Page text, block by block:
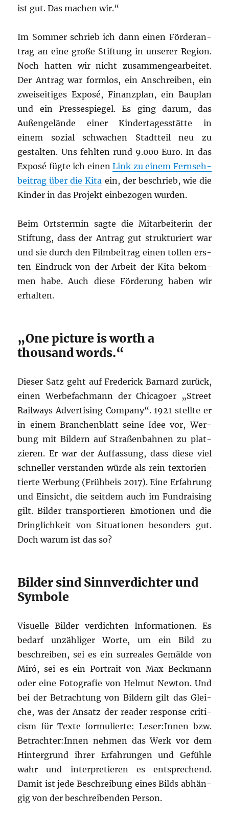
ist gut. Das machen wir.“
Im Som­mer schrieb ich dann einen För­der­an­
trag an eine gro­ße Stif­tung in unse­rer Regi­on.
Noch hat­ten wir nicht zusam­men­ge­ar­bei­tet.
Der Antrag war form­los, ein Anschrei­ben, ein
zwei­sei­ti­ges Expo­sé, Finanz­plan, ein Bau­plan
und ein Pres­se­spie­gel. Es ging dar­um, das
Außen­ge­län­de einer Kin­der­ta­ges­stät­te in
einem sozi­al schwa­chen Stadt­teil neu zu
gestal­ten. Uns fehl­ten rund 9.000 Euro. In das
Expo­sé füg­te ich einenLink zu einem Fern­seh­
bei­trag über die Kita ein, der beschrieb, wie die
Kin­der in das Pro­jekt ein­be­zo­gen wurden.
Beim Orts­ter­min sag­te die Mit­ar­bei­te­rin der
Stif­tung, dass der Antrag gut struk­tu­riert war
und sie durch den Film­bei­trag einen tol­len ers­
ten Ein­druck von der Arbeit der Kita bekom­
men habe. Auch die­se För­de­rung haben wir
erhalten.
„One picture is worth a
thousand words.“
Die­ser Satz geht auf Fre­de­rick Bar­nard zurück,
einen Wer­be­fach­mann der Chi­ca­go­er „Street
Rail­ways Adver­ti­sing Com­pa­ny“. 1921 stell­te er
in einem Bran­chen­blatt sei­ne Idee vor, Wer­
bung mit Bil­dern auf Stra­ßen­bah­nen zu plat­
zie­ren. Er war der Auf­fas­sung, dass die­se viel
schnel­ler ver­stan­den wür­de als rein text­ori­en­
tier­te Wer­bung (Früh­beis 2017). Eine Erfah­rung
und Ein­sicht, die seit­dem auch im Fund­rai­sing
gilt. Bil­der trans­por­tie­ren Emo­tio­nen und die
Dring­lich­keit von Situa­tio­nen beson­ders gut.
Doch war­um ist das so?
Bilder sind Sinnverdichter und
Symbole
Visu­el­le Bil­der ver­dich­ten Infor­ma­tio­nen. Es
bedarf unzäh­li­ger Wor­te, um ein Bild zu
beschrei­ben, sei es ein sur­rea­les Gemäl­de von
Miró, sei es ein Por­trait von Max Beck­mann
oder eine Foto­gra­fie von Hel­mut New­ton. Und
bei der Betrach­tung von Bil­dern gilt das Glei­
che, was der Ansatz der rea­der respon­se cri­ti­
cism für Tex­te for­mu­lier­te: Leser:Innen bzw.
Betrachter:Innen neh­men das Werk vor dem
Hin­ter­grund ihrer Erfah­run­gen und Gefüh­le
wahr und inter­pre­tie­ren es ent­spre­chend.
Damit ist jede Beschrei­bung eines Bilds abhän­
gig von der beschrei­ben­den Person.